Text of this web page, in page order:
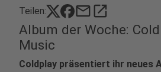
Teilen: mailopen_in_new
Album der Woche:
Music
Coldplay präsentiert ihr neues